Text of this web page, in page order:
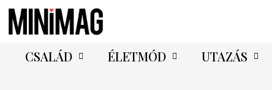
CSALÁD ÉLETMÓD UTAZÁS